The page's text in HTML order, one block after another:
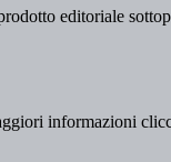
editoriale
informazioni